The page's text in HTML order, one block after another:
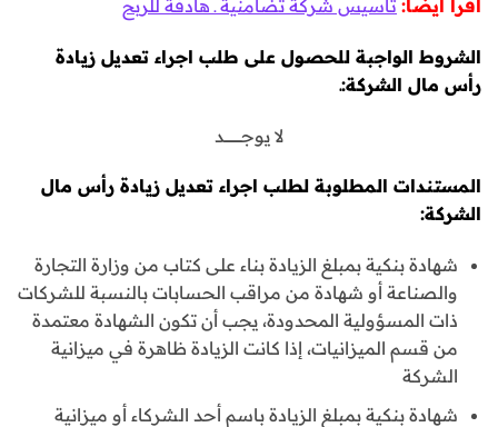
اقرأ أيضًا: تأسيس شركة تضامنية ـ هادفة للربح
الشروط الواجبة للحصول على طلب اجراء تعديل زيادة
رأس مال الشركة:ـ
لا يوجـــــــــــــــد
المستندات المطلوبة لطلب اجراء تعديل زيادة رأس مال
الشركة:
شهادة بنكية بمبلغ الزيادة بناء على كتاب من وزارة التجارة
والصناعة أو شهادة من مراقب الحسابات بالنسبة للشركات
ذات المسؤولية المحدودة، يجب أن تكون الشهادة معتمدة
من قسم الميزانيات، إذا كانت الزيادة ظاهرة في ميزانية
الشركة
شهادة بنكية بمبلغ الزيادة باسم أحد الشركاء أو ميزانية